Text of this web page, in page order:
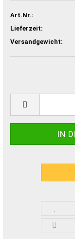
Art.Nr.:
Lieferzeit:
Versandgewicht: